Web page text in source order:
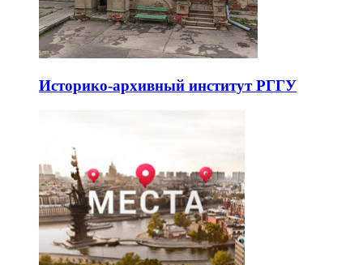
Историко-архивный институт РГГУ